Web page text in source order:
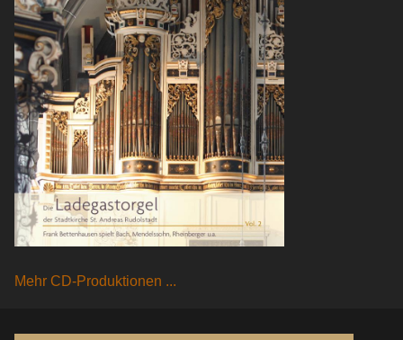
Mehr CD-Produktionen ...